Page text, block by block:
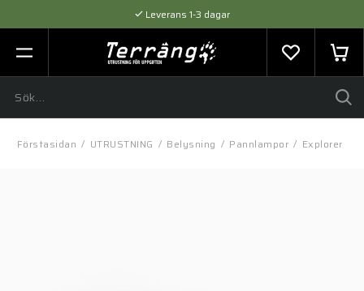
Leverans 1-3 dagar
Flexibel betalning med SVEA
Expertråd & Kvalitetsprodukter
Förstasidan / UTRUSTNING / Belysning / Pannlampor / Explorer